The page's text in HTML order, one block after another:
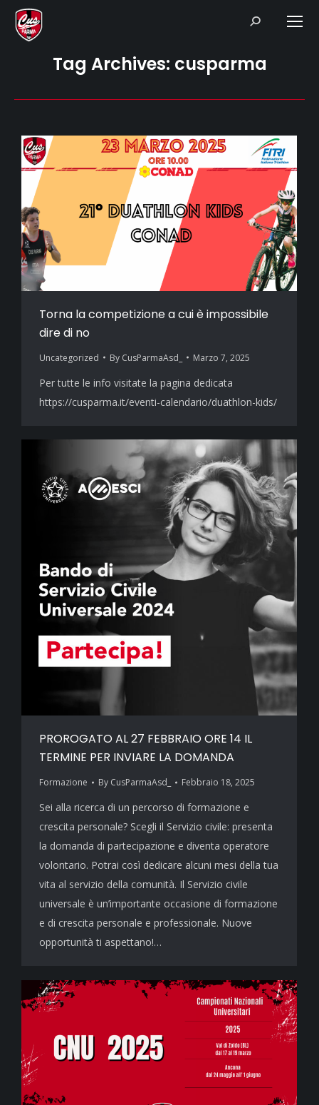
Search:
Tag Archives: cusparma
Torna la competizione a cui è impossibile
dire di no
Uncategorized By CusParmaAsd_ Marzo 7, 2025
Per tutte le info visitate la pagina dedicata
https://cusparma.it/eventi-calendario/duathlon-kids/
PROROGATO AL 27 FEBBRAIO ORE 14 IL
TERMINE PER INVIARE LA DOMANDA
Formazione By CusParmaAsd_ Febbraio 18, 2025
Sei alla ricerca di un percorso di formazione e
crescita personale? Scegli il Servizio civile: presenta
la domanda di partecipazione e diventa operatore
volontario. Potrai così dedicare alcuni mesi della tua
vita al servizio della comunità. Il Servizio civile
universale è un’importante occasione di formazione
e di crescita personale e professionale. Nuove
opportunità ti aspettano!…